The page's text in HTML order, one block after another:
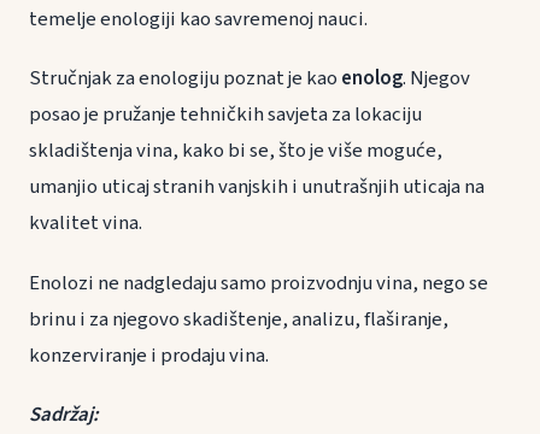
temelje enologiji kao savremenoj nauci.
Stručnjak za enologiju poznat je kao enolog. Njegov
posao je pružanje tehničkih savjeta za lokaciju
skladištenja vina, kako bi se, što je više moguće,
umanjio uticaj stranih vanjskih i unutrašnjih uticaja na
kvalitet vina.
Enolozi ne nadgledaju samo proizvodnju vina, nego se
brinu i za njegovo skadištenje, analizu, flaširanje,
konzerviranje i prodaju vina.
Sadržaj: